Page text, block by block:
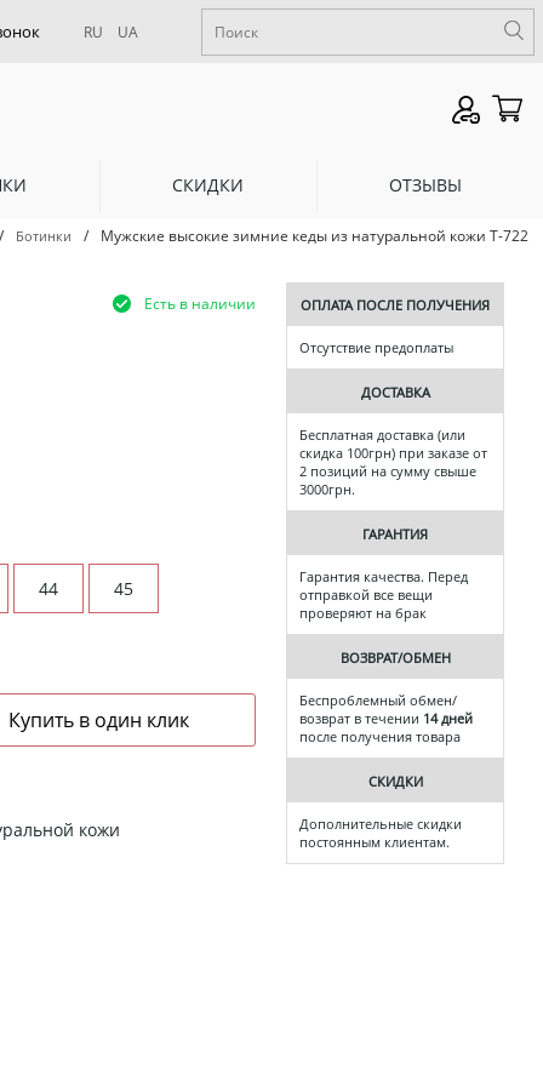
RU UA
СКИДКИ ОТЗЫВЫ
/ Ботинки / Мужские высокие зимние кеды из натуральной кожи Т-722
Есть в наличии
44 45
кожи
ОПЛАТА ПОСЛЕ ПОЛУЧЕНИЯ
Отсутствие предоплаты
ДОСТАВКА
Бесплатная доставка (или
скидка 100грн) при заказе от
2 позиций на сумму свыше
3000грн.
ГАРАНТИЯ
Гарантия качества. Перед
отправкой все вещи
проверяют на брак
ВОЗВРАТ/ОБМЕН
Беспроблемный обмен/
возврат в течении 14 дней
после получения товара
СКИДКИ
Дополнительные скидки
постоянным клиентам.